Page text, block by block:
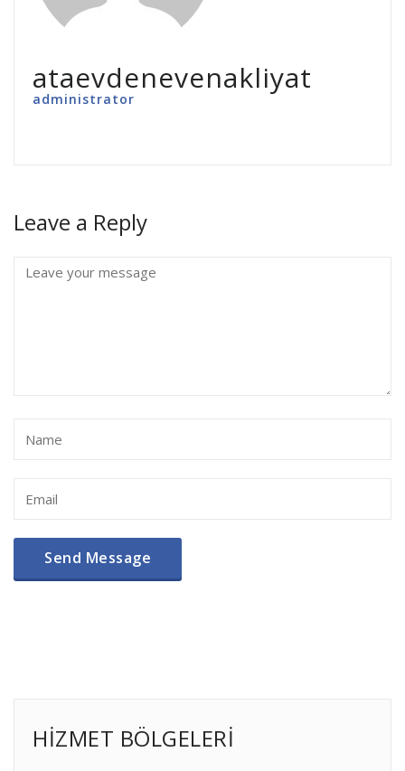
ataevdenevenakliyat
administrator
Leave a Reply
HİZMET BÖLGELERİ